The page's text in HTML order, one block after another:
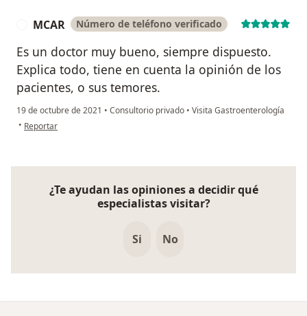
MCAR Número de teléfono verificado
Es un doctor muy bueno, siempre dispuesto.
Explica todo, tiene en cuenta la opinión de los
pacientes, o sus temores.
19 de octubre de 2021 • Consultorio privado • Visita Gastroenterología
• en opinión del usuario MCAR
Reportar
¿Te ayudan las opiniones a decidir qué
especialistas visitar?
Si No